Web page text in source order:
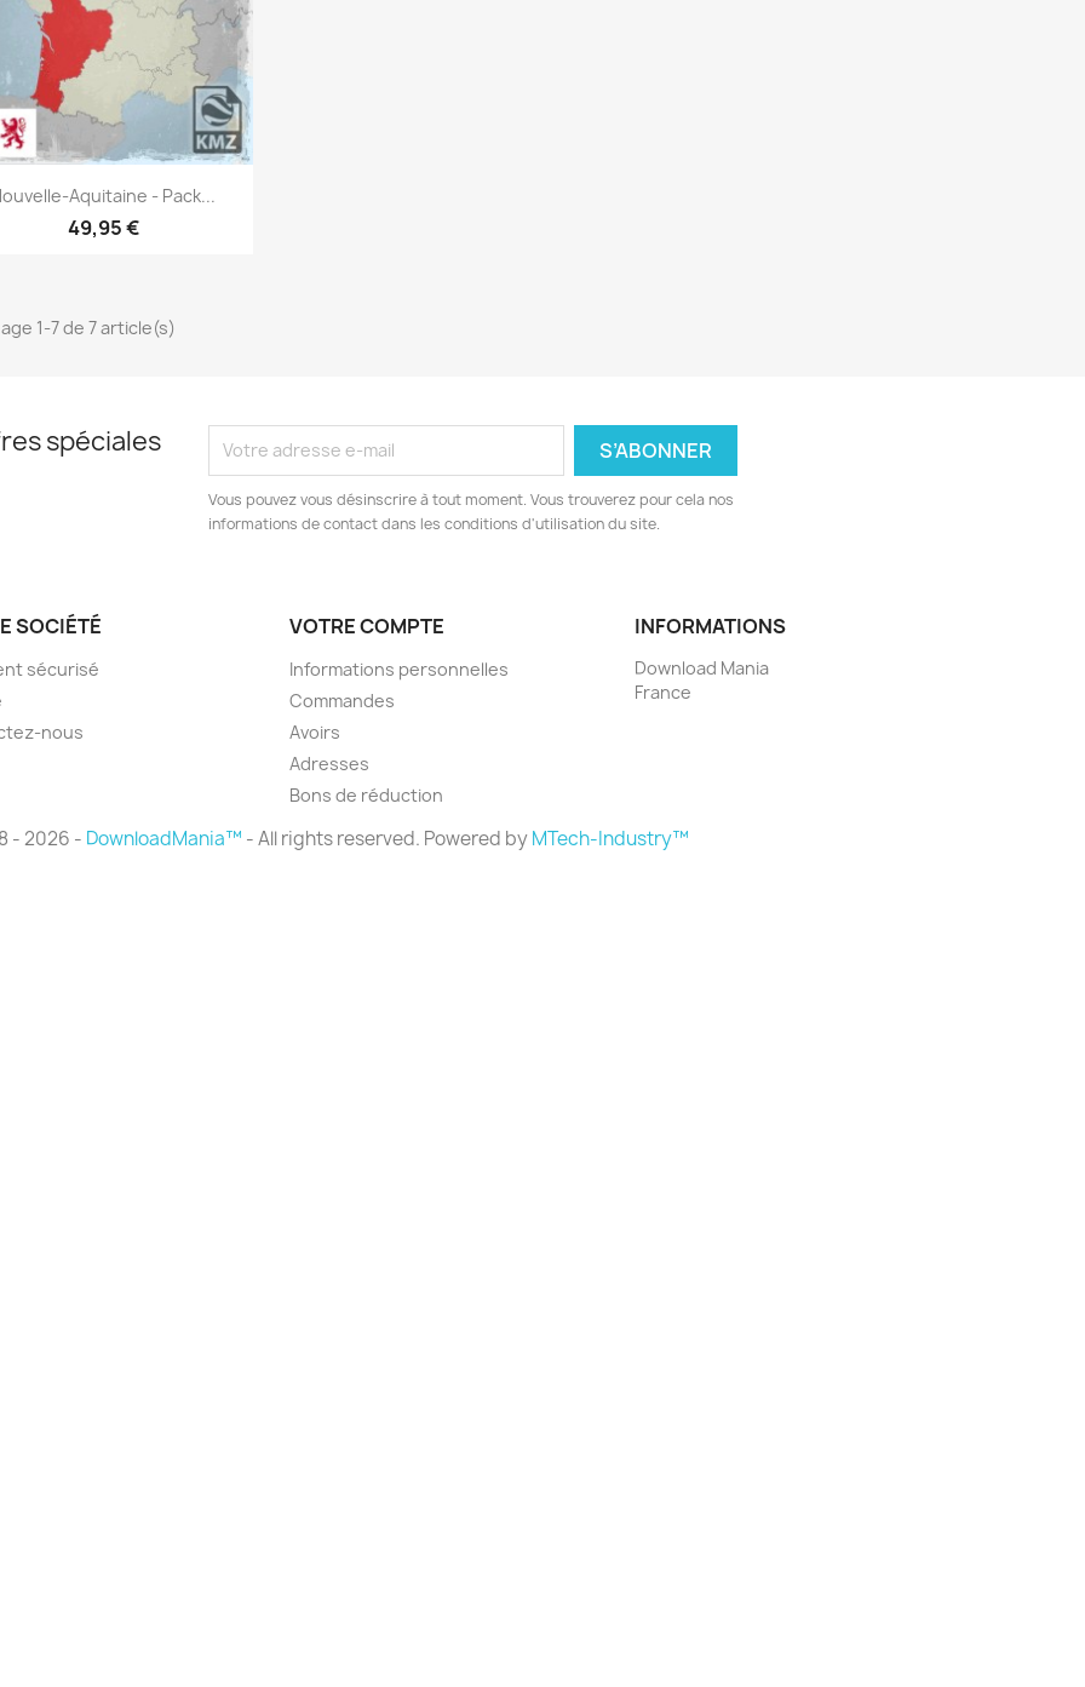
Aperçu rapide
Aquitaine - Pack...
49,95 €
1-7 de 7 article(s)
spéciales
Vous pouvez vous désinscrire à tout moment. Vous trouverez pour cela nos
informations de contact dans les conditions d'utilisation du site.
SOCIÉTÉ
sécurisé
nous
VOTRE COMPTE
Informations personnelles
Commandes
Avoirs
Adresses
Bons de réduction
INFORMATIONS
Download Mania
France
- 2026 - DownloadMania™ - All rights reserved. Powered byMTech-Industry™